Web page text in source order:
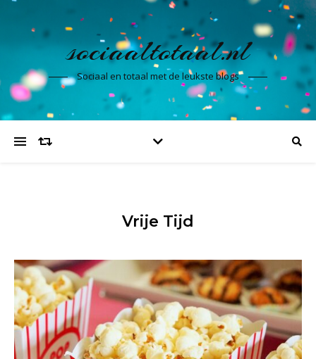
sociaaltotaal.nl
Sociaal en totaal met de leukste blogs
Vrije Tijd